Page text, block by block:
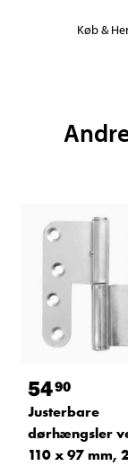
Køb &
5490
Justerbare
dørhængsler
110 x 97 mm,